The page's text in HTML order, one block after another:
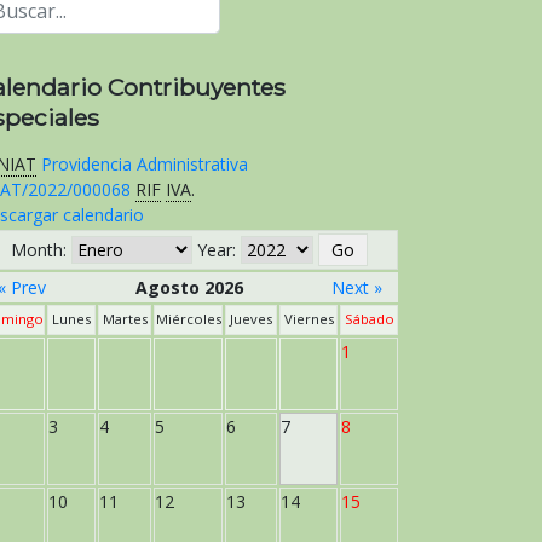
Contribuyentes
Providencia Administrativa
2022/000068 RIF IVA.
calendario
Month:
Year:
« Prev
Agosto 2026 Next »
Lunes Martes Miércoles Jueves Viernes Sábado
1
3 4 5 6 7 8
10 11 12 13 14 15